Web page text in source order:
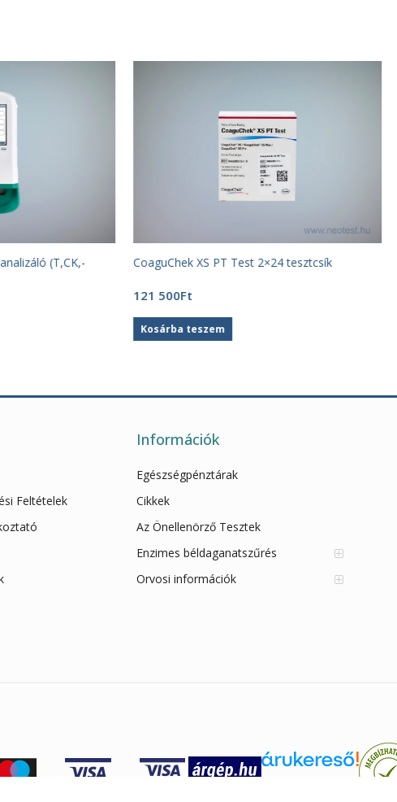
(T,CK,-
CoaguChek XS PT Test 2×24 tesztcsík
121 500Ft
Kosárba teszem
Feltételek
Információk
Egészségpénztárak
Cikkek
Az Önellenörző Tesztek
Enzimes béldaganatszűrés
Orvosi információk